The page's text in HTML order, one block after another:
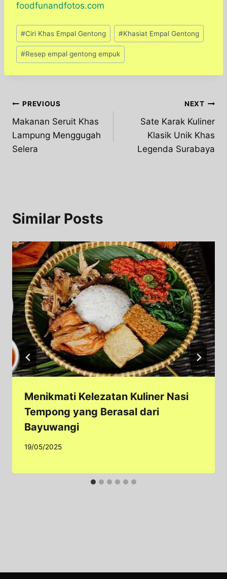
foodfunandfotos.com
Post
Tags:
#Ciri Khas Empal Gentong #Khasiat Empal Gentong
#Resep empal gentong empuk
Post
navigation
PREVIOUS
Makanan Seruit Khas
Lampung Menggugah
Selera
NEXT
Sate Karak Kuliner
Klasik Unik Khas
Legenda Surabaya
Similar Posts
Menikmati Kelezatan Kuliner Nasi
Tempong yang Berasal dari
Bayuwangi
19/05/2025